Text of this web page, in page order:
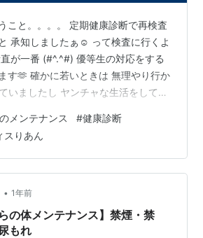
こと。。。。 定期健康診断で再検査
承知しましたぁ☺️ って検査に行くよ
が一番 (#^.^#) 優等生の対応をする
す🫶 確かに若いときは 無理やり行か
いましたし ヤンチャな生活をしてい
応をしていくことで 未然に防げる大
すね 私もガンの初期を見つけてもら
療を受けることで不安が解消してい
防的な治療を考えることができてい
優先順位をしなやかに変えていくわ
メンテナンス #健康診断
スりあん
• 1年前
の体メンテナンス】禁煙・禁
もれ